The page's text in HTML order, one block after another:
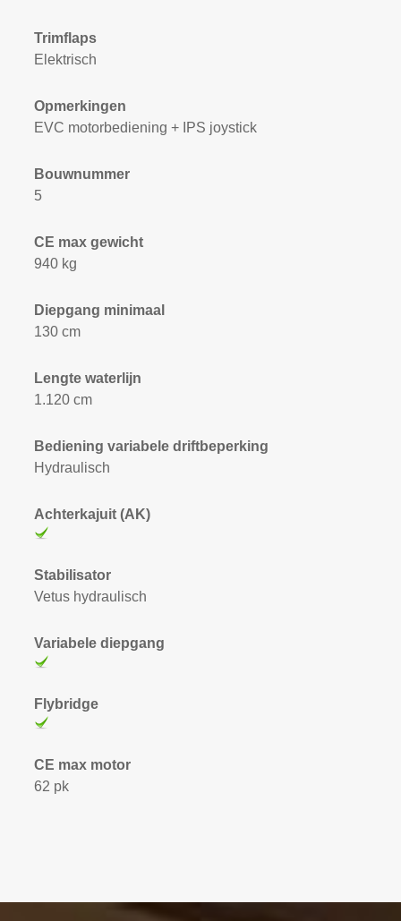
Trimflaps
Elektrisch
Opmerkingen
EVC motorbediening + IPS joystick
Bouwnummer
5
CE max gewicht
940 kg
Diepgang minimaal
130 cm
Lengte waterlijn
1.120 cm
Bediening variabele driftbeperking
Hydraulisch
Achterkajuit (AK)
Stabilisator
Vetus hydraulisch
Variabele diepgang
Flybridge
CE max motor
62 pk